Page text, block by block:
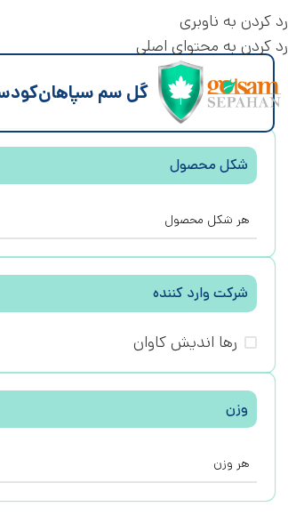
رد کردن به ناوبری
رد کردن به محتوای اصلی
گل سم سپاهانکود
شکل محصول
هر شکل محصول
شرکت وارد کننده
رها اندیش کاوان
وزن
هر وزن